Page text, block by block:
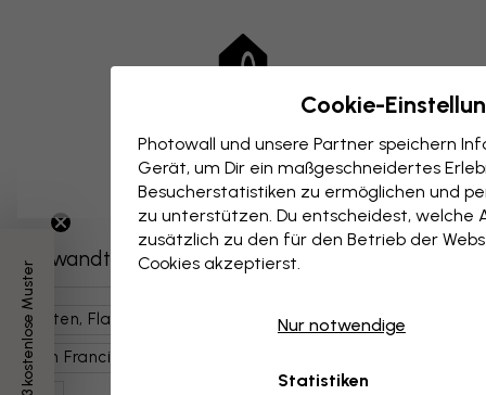
Verwandte Kategorien
Karten, Flaggen, Orte Wahrzeichen Orte
San Francisco
3 kostenlose Muster
Cookie-
Photowall und unsere Partner speichern
Gerät, um Dir ein maßgeschneidertes
Besucherstatistiken zu ermöglichen und
zu unterstützen. Du entscheidest, welche
zusätzlich zu den für den Betrieb der
Cookies akzeptierst.
Nur notwendige
Statistiken